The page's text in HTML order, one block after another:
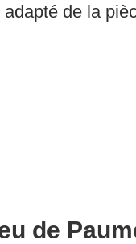
de la
de